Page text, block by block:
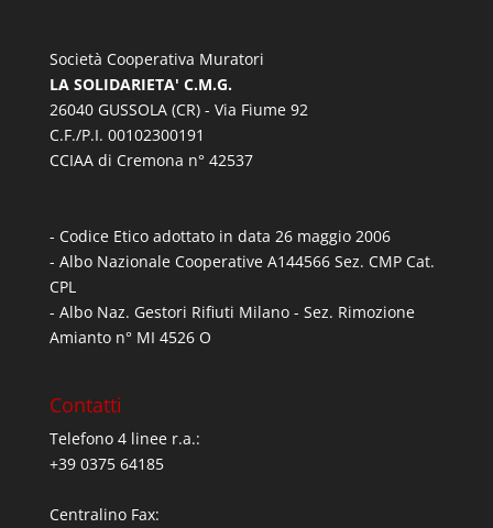
Società Cooperativa Muratori
LA SOLIDARIETA' C.M.G.
26040 GUSSOLA (CR) - Via Fiume 92
C.F./P.I. 00102300191
CCIAA di Cremona n° 42537
- Codice Etico adottato in data 26 maggio 2006
- Albo Nazionale Cooperative A144566 Sez. CMP Cat.
CPL
- Albo Naz. Gestori Rifiuti Milano - Sez. Rimozione
Amianto n° MI 4526 O
Contatti
Telefono 4 linee r.a.:
+39 0375 64185
Centralino Fax: